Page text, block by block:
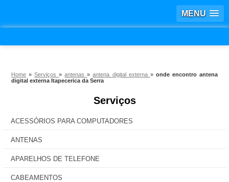
MENU
Home »Serviços»antenas»antena digital externa » onde encontro antena
digital externa Itapecerica da Serra
Serviços
ACESSÓRIOS PARA COMPUTADORES
ANTENAS
APARELHOS DE TELEFONE
CABEAMENTOS